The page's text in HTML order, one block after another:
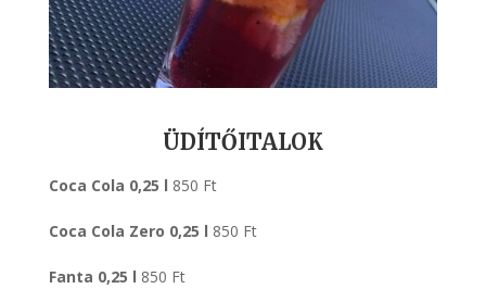
ÜDÍTŐITALOK
Coca Cola 0,25 l 850 Ft
Coca Cola Zero 0,25 l 850 Ft
Fanta 0,25 l 850 Ft